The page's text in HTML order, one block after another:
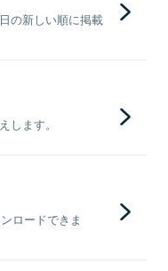
の新しい順に掲載
します。
ロードできま